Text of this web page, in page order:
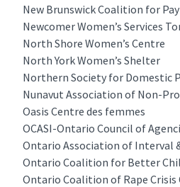
New Brunswick Coalition for
Newcomer Women’s Services
North Shore Women’s Centre
North York Women’s Shelter
Northern Society for Domestic
Nunavut Association of Non-
Oasis Centre des femmes
OCASI-Ontario Council of
Ontario Association of Interval
Ontario Coalition for Better
Ontario Coalition of Rape Crisis